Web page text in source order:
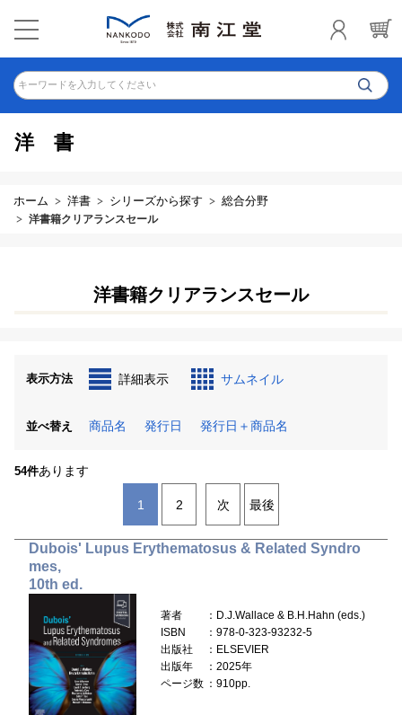
キーワードを入力してください
洋書
ホーム 洋書 シリーズから探す 総合分野
洋書籍クリアランスセール
洋書籍クリアランスセール
表示方法 詳細表示 サムネイル
並べ替え 商品名 発行日 発行日＋商品名
54件あります
1 2 次 最後
Dubois' Lupus Erythematosus & Related Syndro
mes,
10th ed.
著者
：D.J.Wallace & B.H.Hahn (eds.)
ISBN
：978-0-323-93232-5
出版社
：ELSEVIER
出版年
：2025年
ページ数 ：910pp.